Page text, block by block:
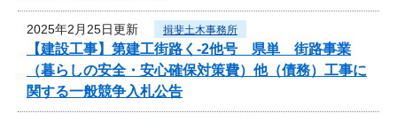
2025年2月25日更新 揖斐土木事務所
【建設工事】第建工街路く-2他号 県単 街路事業
（暮らしの安全・安心確保対策費）他（債務）工事に
関する一般競争入札公告